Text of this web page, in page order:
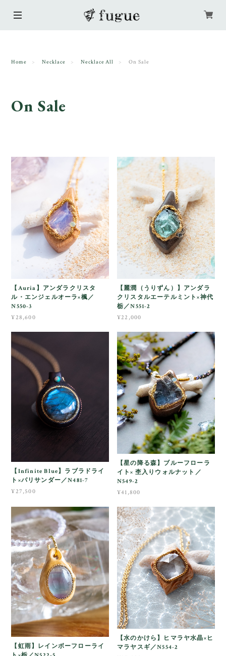
Home Necklace Necklace All On Sale
On Sale
【Auria】アンダラクリスタ
ル・エンジェルオーラ×楓／
N550-3
¥28,600
【麗潤（うりずん）】アンダラ
クリスタルエーテルミント×神代
栃／N551-2
¥22,000
【Infinite Blue】ラブラドライ
ト×パリサンダー／N481-7
¥27,500
【星の降る森】ブルーフローラ
イト× 杢入りウォルナット／
N549-2
¥41,800
【虹雨】レインボーフローライ
【水のかけら】ヒマラヤ水晶×ヒ
マラヤスギ／N554-2